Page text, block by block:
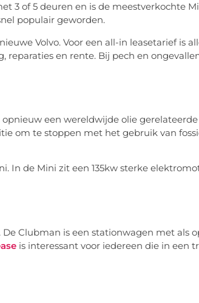
3 of 5 deuren en is de meestverkochte
populair geworden.
Volvo. Voor een all-in leasetarief is
reparaties en rente. Bij pech en
opnieuw een wereldwijde olie
om te stoppen met het gebruik van
In de Mini zit een 135kw sterke
Clubman is een stationwagen met als
is interessant voor iedereen die in een